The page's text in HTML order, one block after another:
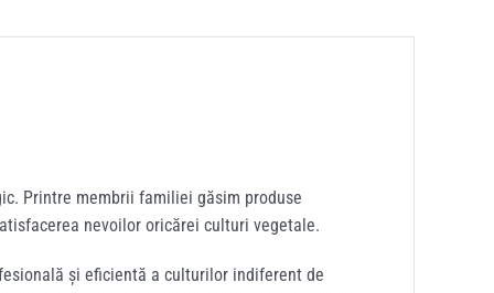
Printre membrii familiei găsim produse
nevoilor oricărei culturi vegetale.
și eficientă a culturilor indiferent de